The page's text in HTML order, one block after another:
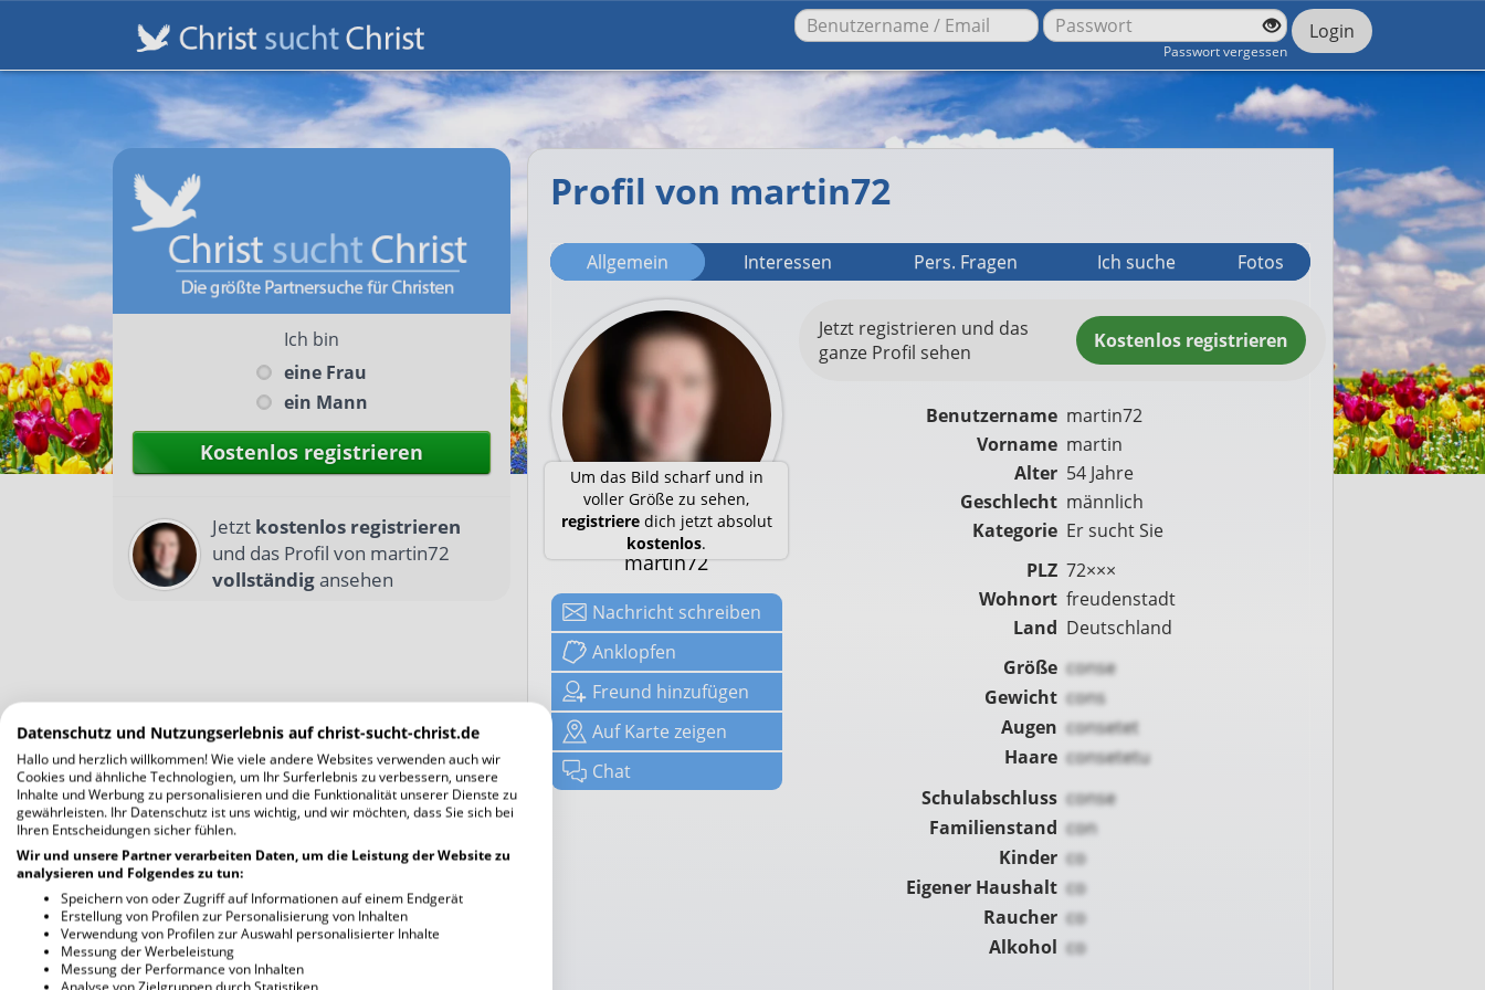
Passwort vergessen
Login
Ich bin
eine Frau
ein Mann
Kostenlos registrieren
Jetzt kostenlos registrieren
und das Profil von martin72
vollständigansehen
Profil von martin72
Allgemein Interessen Pers. Fragen Ich suche Fotos
Um das Bild scharf und in
voller Größe zu sehen,
registrieredich jetzt absolut
kostenlos.
martin72
Nachricht schreiben
Anklop­fen
Freund hinzufügen
AufKarte zeigen
Chat
Kostenlos registrieren
Jetzt registrieren und das
ganze Profil sehen
Benutzername martin72
Vorname martin
Alter 54 Jahre
Geschlecht männlich
Kategorie Er sucht Sie
PLZ 72×××
Wohnort freudenstadt
Land Deutschland
Größe conse
Gewicht cons
Augen consetet
Haare consetetu
Schulabschluss conse
Familienstand con
Kinder co
Eigener Haushalt co
Raucher co
Alkohol co
Datenschutz und Nutzungserlebnis auf christ-sucht-christ.de
Hallo und herzlich willkommen! Wie viele andere Websites verwenden auch wir
Cookies und ähnliche Technologien, um Ihr Surferlebnis zu verbessern, unsere
Inhalte und Werbung zu personalisieren und die Funktionalität unserer Dienste zu
gewährleisten. Ihr Datenschutz ist uns wichtig, und wir möchten, dass Sie sich bei
Ihren Entscheidungen sicher fühlen.
Wir und unsere Partner verarbeiten Daten, um die Leistung der Website zu
analysieren und Folgendes zu tun:
Speichern von oder Zugriff auf Informationen auf einem Endgerät
Erstellung von Profilen zur Personalisierung von Inhalten
Verwendung von Profilen zur Auswahl personalisierter Inhalte
Messung der Werbeleistung
Messung der Performance von Inhalten
Analyse von Zielgruppen durch Statistiken